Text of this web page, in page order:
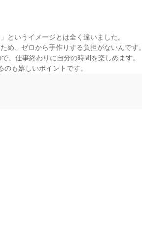
というイメージとは全く違いました。
め、ゼロから手作りする負担がないんです。
、仕事終わりに自分の時間を楽しめます。
も嬉しいポイントです。